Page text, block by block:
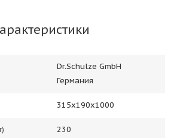
Dr.Schulze GmbH
Германия
315x190x1000
230